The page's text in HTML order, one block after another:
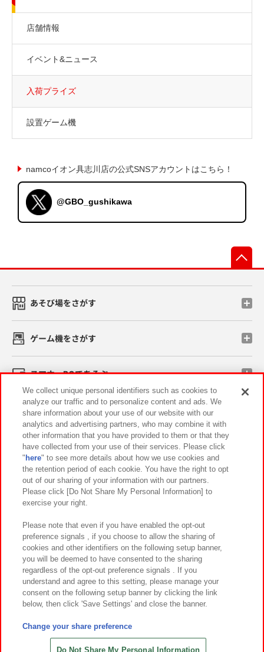
店舗情報
イベント&ニュース
入荷プライズ
設置ゲーム機
namcoイオン具志川店の公式SNSアカウントはこちら！
@GBO_gushikawa
あそび場をさがす
ゲーム機をさがす
スマホ・PCであそぶ
イベント・キャンペーン
関連会社 サステナビリティ サイトポリシー
プライバシーポリシー ウェブアクセシビリティ方針と検証結果
お取引先さまとともに
カスタマーハラスメント対応方針 よくあるご質問・お問い合わせ
©Bandai Namco Amusement Inc.
©Bandai Namco Amusement Lab Inc.
©HANAYASHIKI Co., Ltd. All Rights Reserved.
We collect unique personal identifiers such as cookies to
analyze our traffic and to personalize content and ads. We
share information about your use of our website with our
analytics and advertising partners, who may combine it with
other information that you have provided to them or that they
have collected from your use of their services. Please click
" here" to see more details about how we use cookies and
the retention period of each cookie. You have the right to opt
out of our sharing of your information with our partners.
Please click [Do Not Share My Personal Information] to
exercise your right.
Please note that even if you have enabled the opt-out
preference signals , if you choose to allow the sharing of
cookies and other identifiers on the following setup banner,
you will be deemed to have consented to the sharing
regardless of the opt-out preference signals . If you
understand and agree to this setting, please manage your
consent on the following setup banner by clicking the link
below, then click 'Save Settings' and close the banner.
Change your share preference
Do Not Share My Personal Information